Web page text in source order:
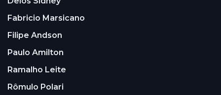
Fabricio Marsicano
Filipe Andson
Paulo Amilton
Ramalho Leite
Rômulo Polari